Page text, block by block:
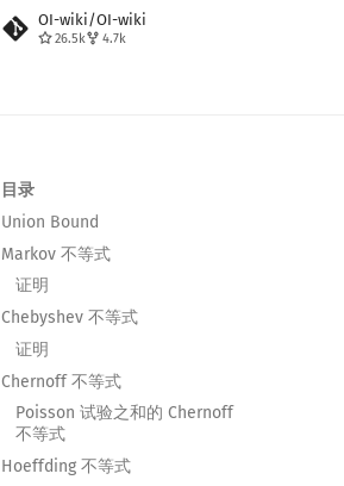
OI-wiki/OI-wiki
26.5k 4.7k
目录
Union Bound
Markov 不等式
证明
Chebyshev 不等式
证明
Chernoff 不等式
Poisson 试验之和的 Chernoff
不等式
Hoeffding 不等式